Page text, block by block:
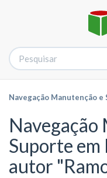
Navegação Manutenção
Navegação
Suporte
autor